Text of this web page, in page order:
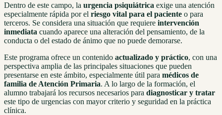
Dentro de este campo, la urgencia psiquiátrica exige una atención
especialmente rápida por el riesgo vital para el paciente o para
terceros. Se considera una situación que requiere intervención
inmediata cuando aparece una alteración del pensamiento, de la
conducta o del estado de ánimo que no puede demorarse.
Este programa ofrece un contenido actualizado y práctico, con una
perspectiva amplia de las principales situaciones que pueden
presentarse en este ámbito, especialmente útil para médicos de
familia de Atención Primaria. A lo largo de la formación, el
alumno trabajará los recursos necesarios para diagnosticar y tratar
este tipo de urgencias con mayor criterio y seguridad en la práctica
clínica.